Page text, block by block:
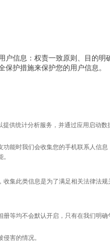
信息：权责一致原则、目的明
护措施来保护您的用户信息。
提供统计分析服务，并通过应用启动
能时我们会收集您的手机联系人信息
集此类信息是为了满足相关法律法
等均不会默认开启，只有在我们明
害的情况。